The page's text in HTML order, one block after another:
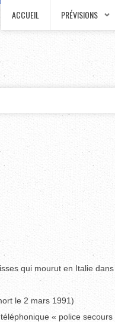
ACCUEIL PRÉVISIONS
qui mourut en Italie
le 2 mars 1991)
« police secours